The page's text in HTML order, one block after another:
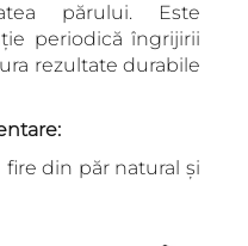
părului. Este
periodică îngrijirii
rezultate durabile
din păr natural și